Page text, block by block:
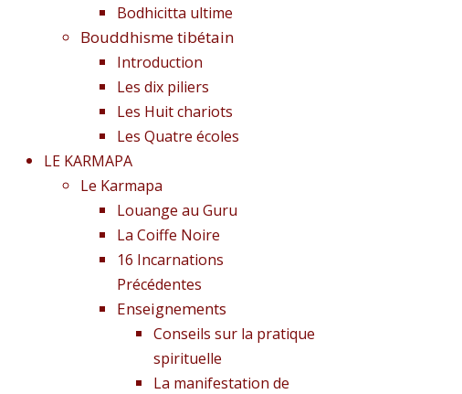
Bodhicitta ultime
Bouddhisme tibétain
Introduction
Les dix piliers
Les Huit chariots
Les Quatre écoles
LE KARMAPA
Le Karmapa
Louange au Guru
La Coiffe Noire
16 Incarnations
Précédentes
Enseignements
Conseils sur la pratique
spirituelle
La manifestation de